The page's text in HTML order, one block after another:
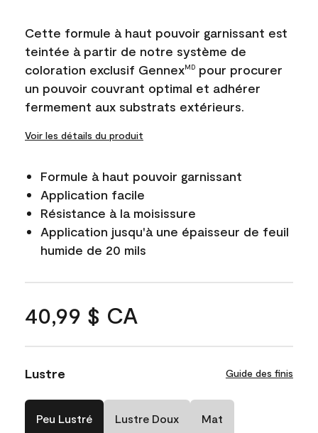
Cette formule à haut pouvoir garnissant est
teintée à partir de notre système de
coloration exclusif GennexMD pour procurer
un pouvoir couvrant optimal et adhérer
fermement aux substrats extérieurs.
Voir les détails du produit
Formule à haut pouvoir garnissant
Application facile
Résistance à la moisissure
Application jusqu'à une épaisseur de feuil
humide de 20 mils
40,99 $ CA
Lustre Guide des finis
Peu Lustré Lustre Doux Mat